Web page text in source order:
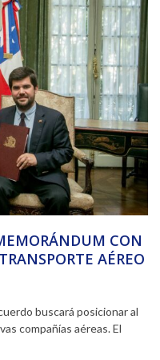
CON
AÉREO
buscará posicionar al
compañías aéreas. El